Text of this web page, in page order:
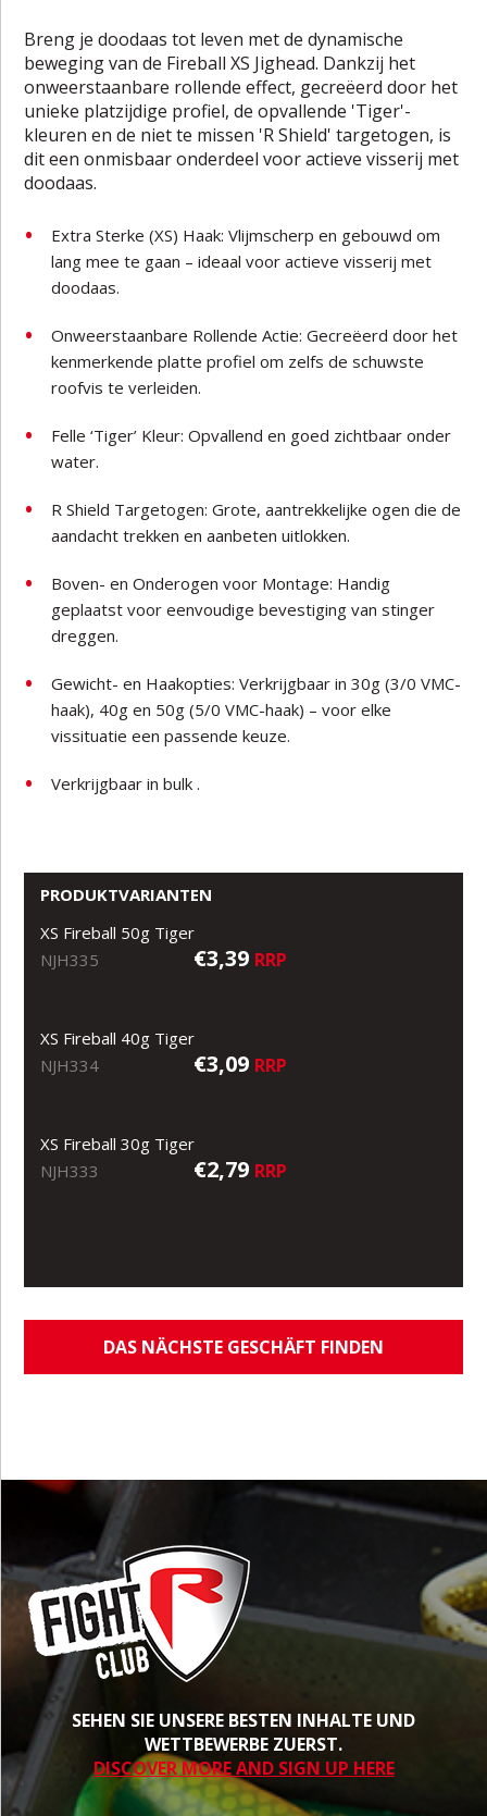
Breng je doodaas tot leven met de dynamische
beweging van de Fireball XS Jighead. Dankzij het
onweerstaanbare rollende effect, gecreëerd door het
unieke platzijdige profiel, de opvallende 'Tiger'-
kleuren en de niet te missen 'R Shield' targetogen, is
dit een onmisbaar onderdeel voor actieve visserij met
doodaas.
Extra Sterke (XS) Haak: Vlijmscherp en gebouwd om
lang mee te gaan – ideaal voor actieve visserij met
doodaas.
Onweerstaanbare Rollende Actie: Gecreëerd door het
kenmerkende platte profiel om zelfs de schuwste
roofvis te verleiden.
Felle ‘Tiger’ Kleur: Opvallend en goed zichtbaar onder
water.
R Shield Targetogen: Grote, aantrekkelijke ogen die de
aandacht trekken en aanbeten uitlokken.
Boven- en Onderogen voor Montage: Handig
geplaatst voor eenvoudige bevestiging van stinger
dreggen.
Gewicht- en Haakopties: Verkrijgbaar in 30g (3/0 VMC-
haak), 40g en 50g (5/0 VMC-haak) – voor elke
vissituatie een passende keuze.
Verkrijgbaar in bulk .
PRODUKTVARIANTEN
XS Fireball 50g Tiger
NJH335
€3,39 RRP
XS Fireball 40g Tiger
NJH334
€3,09 RRP
XS Fireball 30g Tiger
NJH333
€2,79 RRP
DAS NÄCHSTE GESCHÄFT FINDEN
SEHEN SIE UNSERE BESTEN INHALTE UND
WETTBEWERBE ZUERST.
DISCOVER MORE AND SIGN UP HERE